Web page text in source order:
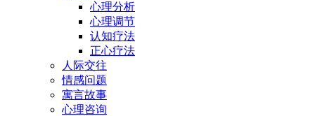
心理分析
心理调节
认知疗法
正心疗法
人际交往
情感问题
寓言故事
心理咨询